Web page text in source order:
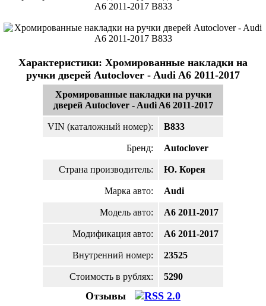
Характеристики: Хромированные накладки на
ручки дверей Autoclover - Audi A6 2011-2017
Хромированные накладки на ручки
дверей Autoclover - Audi A6 2011-2017
VIN (каталожный номер): B833
Бренд: Autoclover
Страна производитель: Ю. Корея
Марка авто: Audi
Модель авто: A6 2011-2017
Модификация авто: A6 2011-2017
Внутренний номер: 23525
Стоимость в рублях: 5290
Отзывы